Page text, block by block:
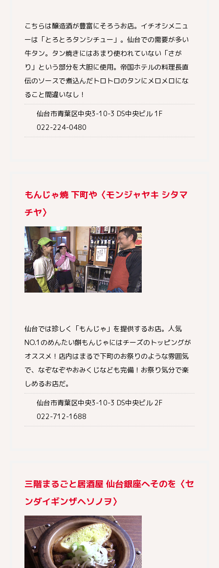
こちらは醸造酒が豊富にそろうお店。イチオシメニュ
ーは「とろとろタンシチュー」。仙台での需要が多い
牛タン。タン焼きにはあまり使われていない「さが
り」という部分を大胆に使用。帝国ホテルの料理長直
伝のソースで煮込んだトロトロのタンにメロメロにな
ること間違いなし！
仙台市青葉区中央3-10-3 DS中央ビル 1F
022-224-0480
もんじゃ焼 下町や〈モンジャヤキ シタマ
チヤ〉
仙台では珍しく「もんじゃ」を提供するお店。人気
NO.1のめんたい餅もんじゃにはチーズのトッピングが
オススメ！店内はまるで下町のお祭りのような雰囲気
で、なぞなぞやおみくじなども完備！お祭り気分で楽
しめるお店だ。
仙台市青葉区中央3-10-3 DS中央ビル 2F
022-712-1688
三階まるごと居酒屋 仙台銀座へそのを〈セ
ンダイギンザヘソノヲ〉